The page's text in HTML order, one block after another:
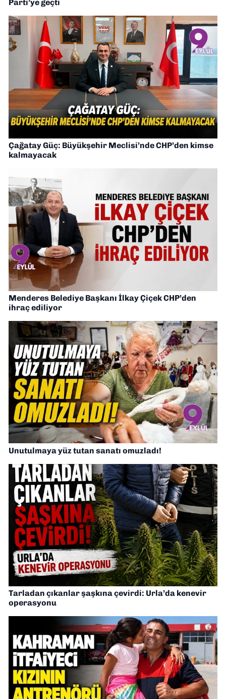
Parti’ye geçti
Çağatay Güç: Büyükşehir Meclisi’nde CHP’den kimse
kalmayacak
Menderes Belediye Başkanı İlkay Çiçek CHP’den
ihraç ediliyor
Unutulmaya yüz tutan sanatı omuzladı!
Tarladan çıkanlar şaşkına çevirdi: Urla’da kenevir
operasyonu